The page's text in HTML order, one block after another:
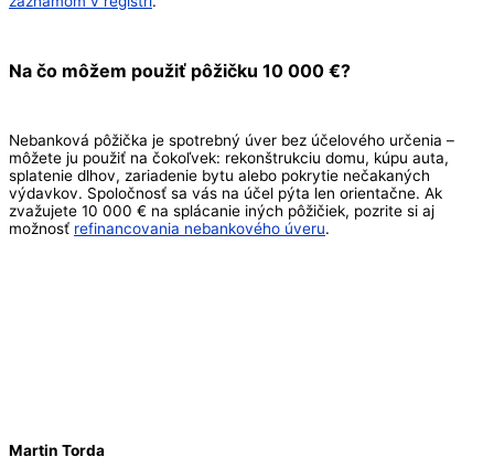
Na čo môžem použiť pôžičku 10 000 €?
Nebanková pôžička je spotrebný úver bez účelového určenia –
môžete ju použiť na čokoľvek: rekonštrukciu domu, kúpu auta,
splatenie dlhov, zariadenie bytu alebo pokrytie nečakaných
výdavkov. Spoločnosť sa vás na účel pýta len orientačne. Ak
zvažujete 10 000 € na splácanie iných pôžičiek, pozrite si aj
možnosť refinancovania nebankového úveru.
Martin Torda